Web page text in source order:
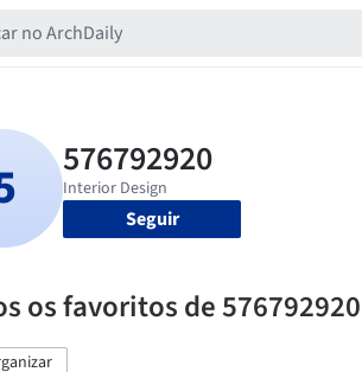
Seguir
os favoritos de 576792920